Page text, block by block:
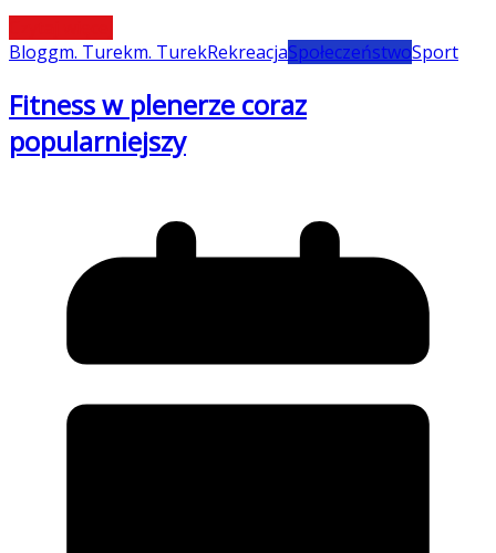
Bloggm. Turekm. TurekRekreacjaSpołeczeństwoSport
Fitness w plenerze coraz
popularniejszy